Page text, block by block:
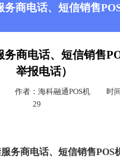
务商电话、短信销售
务商电话、短信销售
举报电话）
作者：海科融通POS机
时
29
务商电话、短信销售POS